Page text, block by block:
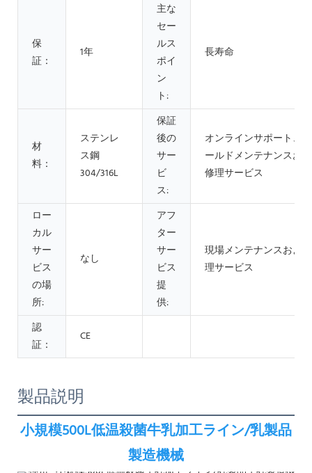
保
証：
1年
主な
セー
ルス
ポイ
ン
ト:
長寿命
材
料：
ステンレ
ス鋼
304/316L
保証
後の
サー
ビ
ス:
オンラインサポート、
ールドメンテナンスお
修理サービス
ロー
カル
サー
ビス
の場
所:
なし
アフ
ター
サー
ビス
提
供:
現場メンテナンスおよ
理サービス
認
証：
CE
製品説明
小規模500L低温殺菌牛乳加工ライン/乳製品
製造機械